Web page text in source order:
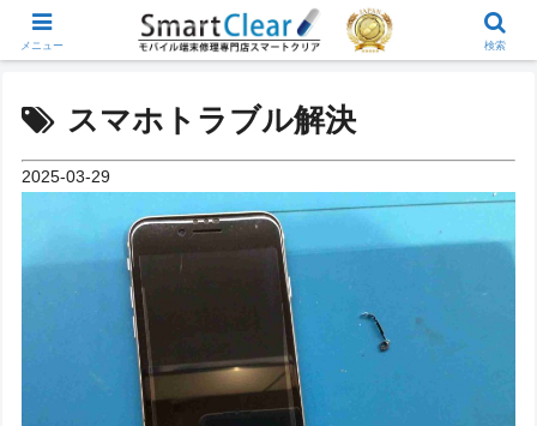
スマホトラブル解決
2025-03-29
メニュー 検索